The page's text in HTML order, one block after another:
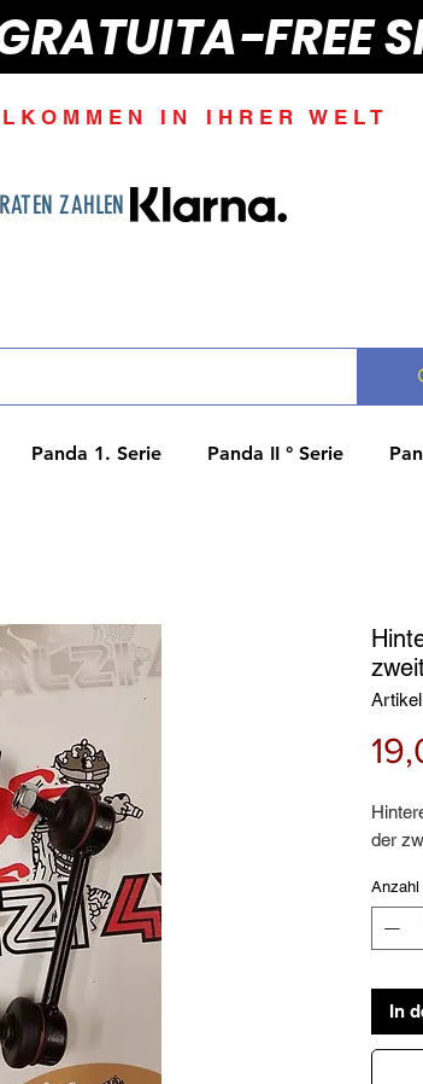
FREE
IN IHRER WELT
ZAHLEN
Panda 1. Serie Panda II ° Serie
der
Anzahl
In